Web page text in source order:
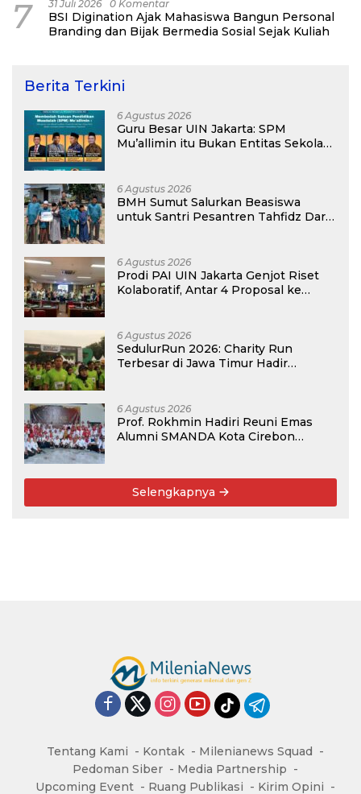
7 31 Juli 2026 0 Komentar
BSI Digination Ajak Mahasiswa Bangun Personal
Branding dan Bijak Bermedia Sosial Sejak Kuliah
Berita Terkini
6 Agustus 2026
Guru Besar UIN Jakarta: SPM
Mu’allimin itu Bukan Entitas Sekolah
6 Agustus 2026
BMH Sumut Salurkan Beasiswa
untuk Santri Pesantren Tahfidz Darul
6 Agustus 2026
Prodi PAI UIN Jakarta Genjot Riset
Kolaboratif, Antar 4 Proposal ke
6 Agustus 2026
SedulurRun 2026: Charity Run
Terbesar di Jawa Timur Hadir
Guru Honorer
6 Agustus 2026
Prof. Rokhmin Hadiri Reuni Emas
Alumni SMANDA Kota Cirebon
Selengkapnya
Tentang Kami Kontak
Milenianews Squad
Pedoman Siber
Media Partnership
Upcoming Event
Ruang Publikasi Kirim Opini